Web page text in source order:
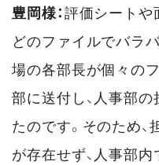
豊岡様：評価シートや
どのファイルでバラ
場の各部長が個々の
部に送付し、人事部
たのです。そのため
が存在せず、人事部